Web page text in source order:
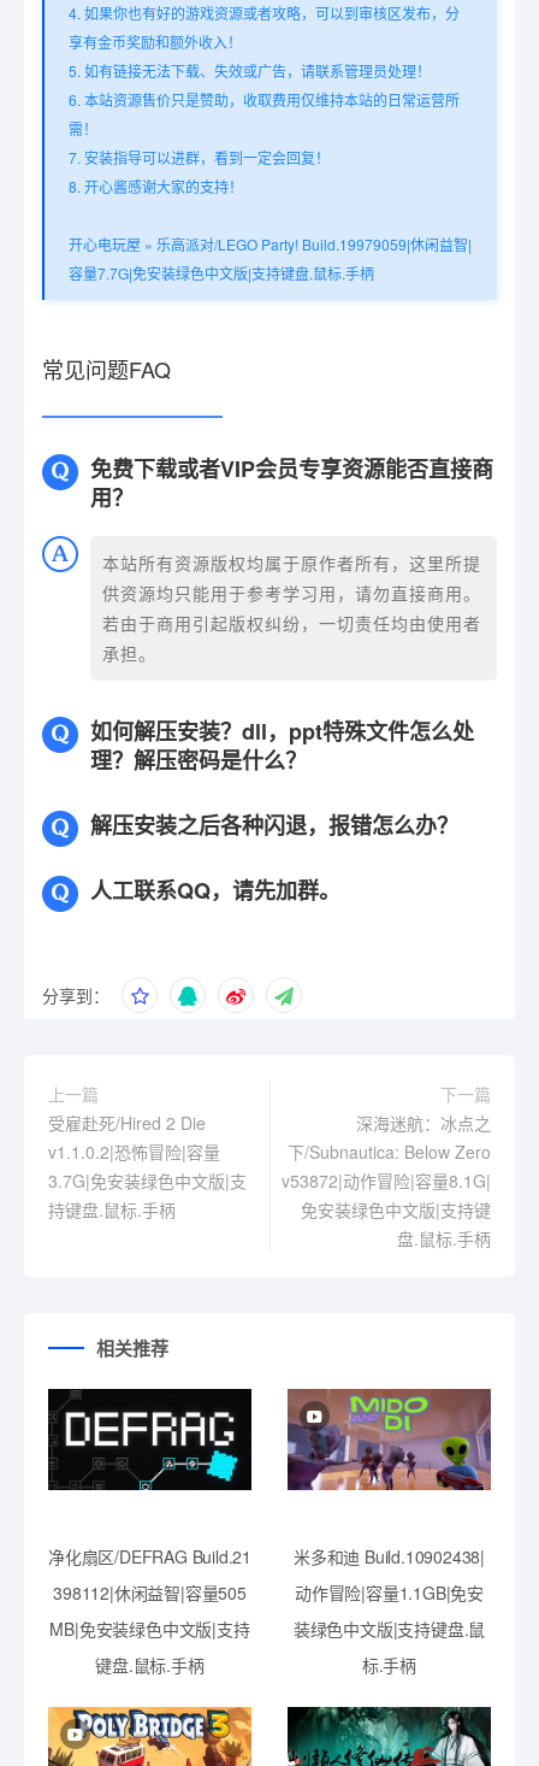
4. 如果你也有好的游戏资源或者攻略，可以到审核区发布，分
享有金币奖励和额外收入！
5. 如有链接无法下载、失效或广告，请联系管理员处理！
6. 本站资源售价只是赞助，收取费用仅维持本站的日常运营所
需！
7. 安装指导可以进群，看到一定会回复！
8. 开心酱感谢大家的支持！
开心电玩屋 » 乐高派对/LEGO Party! Build.19979059|休闲益智|
容量7.7G|免安装绿色中文版|支持键盘.鼠标.手柄
常见问题FAQ
免费下载或者VIP会员专享资源能否直接商
用？
本站所有资源版权均属于原作者所有，这里所提
供资源均只能用于参考学习用，请勿直接商用。
若由于商用引起版权纠纷，一切责任均由使用者
承担。
如何解压安装？dll，ppt特殊文件怎么处
理？解压密码是什么？
解压安装之后各种闪退，报错怎么办？
人工联系QQ，请先加群。
分享到：
上一篇
受雇赴死/Hired 2 Die
v1.1.0.2|恐怖冒险|容量
3.7G|免安装绿色中文版|支
持键盘.鼠标.手柄
下一篇
深海迷航：冰点之
下/Subnautica: Below Zero
v53872|动作冒险|容量8.1G|
免安装绿色中文版|支持键
盘.鼠标.手柄
相关推荐
净化扇区/DEFRAG Build.21
398112|休闲益智|容量505
MB|免安装绿色中文版|支持
键盘.鼠标.手柄
米多和迪 Build.10902438|
动作冒险|容量1.1GB|免安
装绿色中文版|支持键盘.鼠
标.手柄